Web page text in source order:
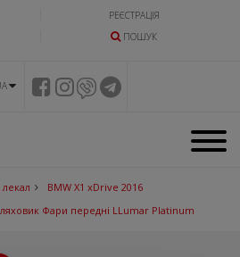
РЕЄСТРАЦІЯ
ПОШУК
лекал
BMW X1 xDrive 2016
Фари передні LLumar Platinum